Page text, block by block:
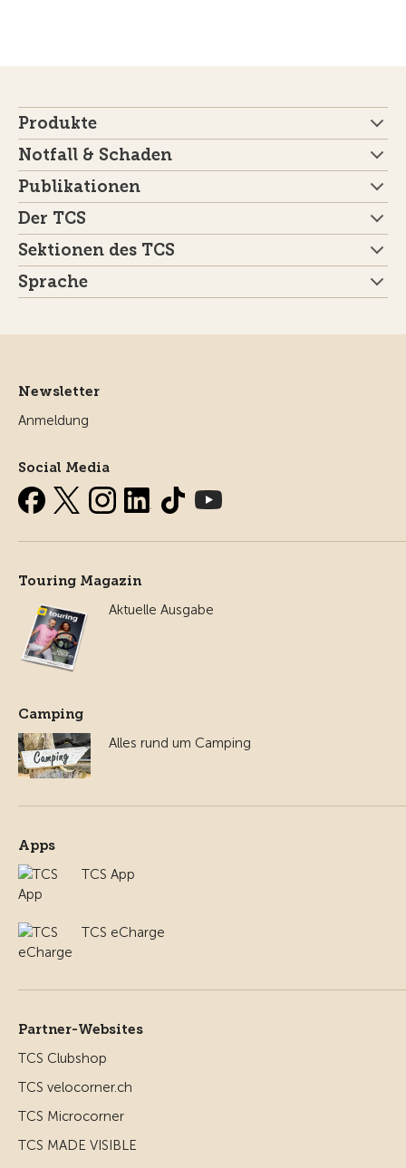
Produkte
Notfall & Schaden
Publikationen
Der TCS
Sektionen des TCS
Sprache
Newsletter
Anmeldung
Social Media
Touring Magazin
Aktuelle Ausgabe
Camping
Alles rund um Camping
Apps
TCS App
TCS eCharge
Partner-Websites
TCS Clubshop
TCS velocorner.ch
TCS Microcorner
TCS MADE VISIBLE